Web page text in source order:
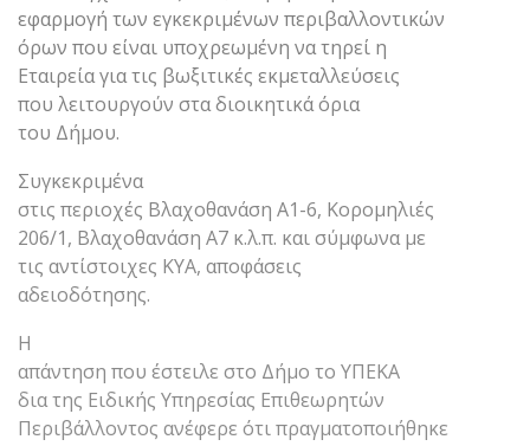
εφαρμογή των εγκεκριμένων περιβαλλοντικών
όρων που είναι υποχρεωμένη να τηρεί η
Εταιρεία για τις βωξιτικές εκμεταλλεύσεις
που λειτουργούν στα διοικητικά όρια
του Δήμου.
Συγκεκριμένα
στις περιοχές Βλαχοθανάση Α1-6, Κορομηλιές
206/1, Βλαχοθανάση Α7 κ.λ.π. και σύμφωνα με
τις αντίστοιχες ΚΥΑ, αποφάσεις
αδειοδότησης.
Η
απάντηση που έστειλε στο Δήμο το ΥΠΕΚΑ
δια της Ειδικής Υπηρεσίας Επιθεωρητών
Περιβάλλοντος ανέφερε ότι πραγματοποιήθηκε